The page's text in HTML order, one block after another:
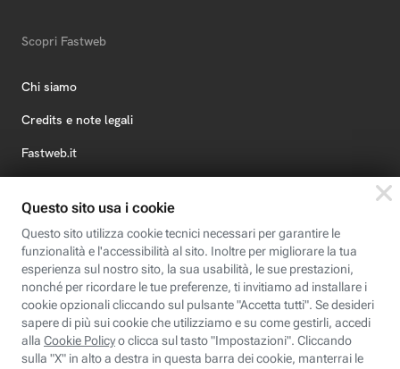
Scopri Fastweb
Chi siamo
Credits e note legali
Fastweb.it
Fastweb Digital Academy
STEP FuturAbility District